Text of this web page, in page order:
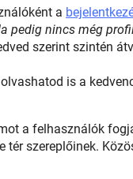
a
pedig nincs még
szerint szintén
is a
a felhasználók
tér szereplőinek.